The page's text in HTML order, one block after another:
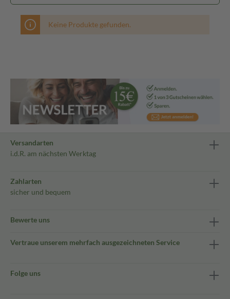
Keine Produkte gefunden.
Versandarten
i.d.R. am nächsten Werktag
Zahlarten
sicher und bequem
Bewerte uns
Vertraue unserem mehrfach ausgezeichneten Service
Folge uns